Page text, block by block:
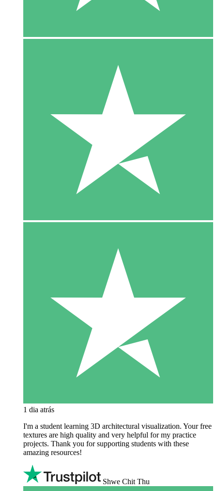
1 dia atrás
I'm a student learning 3D architectural visualization. Your free
textures are high quality and very helpful for my practice
projects. Thank you for supporting students with these
amazing resources!
Shwe Chit Thu